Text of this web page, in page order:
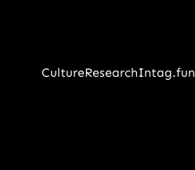
CultureResearchIntag.fun